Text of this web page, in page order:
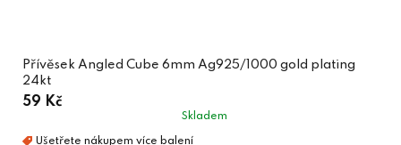
Přívěsek Angled Cube 6mm Ag925/1000 gold plating
24kt
59 Kč
Skladem